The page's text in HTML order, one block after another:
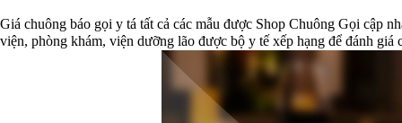
Giá chuông báo gọi y tá tất cả các mẫu được Shop Chuông Gọi cập
viện, phòng khám, viện dưỡng lão được bộ y tế xếp hạng để đánh